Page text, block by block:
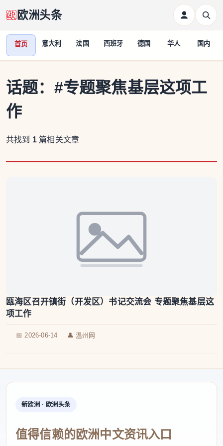
欧洲头条
首页 意大利 法国 西班牙 德国 华人 国内
话题： #专题聚焦基层这项工
作
共找到 1 篇相关文章
瓯海区召开镇街（开发区）书记交流会 专题聚焦基层这
项工作
📅 2026-06-14 👤 温州网
新欧洲 · 欧洲头条
值得信赖的欧洲中文资讯入口